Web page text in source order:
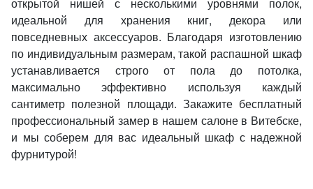
идеальной для хранения книг, декора или
повседневных аксессуаров. Благодаря изготовлению
по индивидуальным размерам, такой распашной шкаф
устанавливается строго от пола до потолка,
максимально эффективно используя каждый
сантиметр полезной площади. Закажите бесплатный
профессиональный замер в нашем салоне в Витебске,
и мы соберем для вас идеальный шкаф с надежной
фурнитурой!